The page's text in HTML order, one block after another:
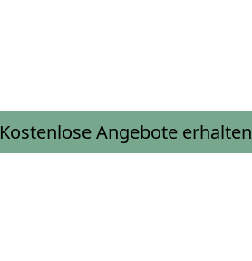
Kostenlose Angebote erhalten